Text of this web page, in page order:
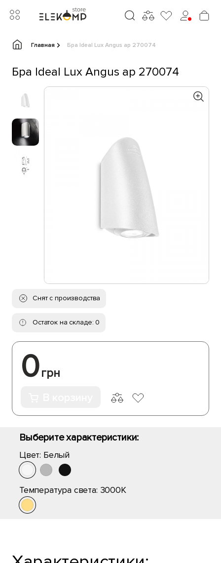
Главная Бра Ideal Lux Angus ap 270074
Бра Ideal Lux Angus ap 270074
Снят с производства
Остаток на складе: 0
0грн
Выберите характеристики:
Цвет: Белый
Температура света: 3000K